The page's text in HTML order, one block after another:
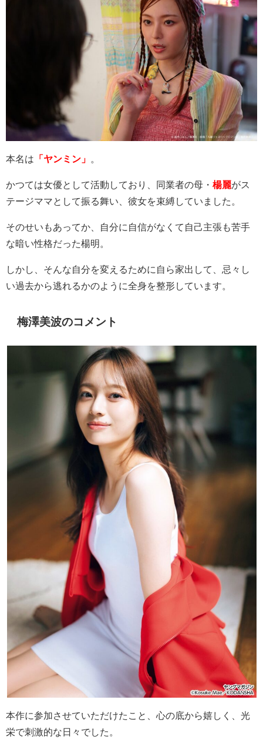
本名は 「ヤンミン」
かつては女優として活動しており、同業者の母・ 楊麗がス
テージママとして振る舞い、彼女を束縛していました。
そのせいもあってか、自分に自信がなくて自己主張も苦手
な暗い性格だった楊明。
しかし、そんな自分を変えるために自ら家出して、忌々し
い過去から逃れるかのように全身を整形しています。
梅澤美波のコメント
本作に参加させていただけたこと、心の底から嬉しく、光
栄で刺激的な日々でした。